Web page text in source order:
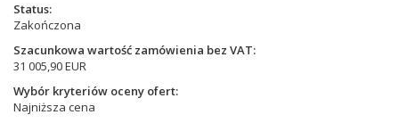
Status
Zakończona
Szacunkowa wartość zamówienia bez VAT
31 005,90 EUR
Wybór kryteriów oceny ofert
Najniższa cena